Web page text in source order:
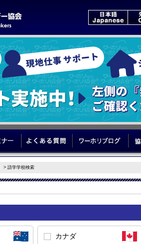
無料セミナー ワー
> 語学学校検索
カナダ